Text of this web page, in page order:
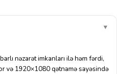
▼
nəzarət imkanları ilə həm fərdi,
və 1920×1080 qətnamə sayəsində